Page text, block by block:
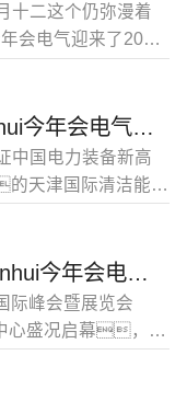
二这个仍弥漫着
电气迎来了2026
、关于未
任与担当。暴击行业天花板！jinnianhui今年会电气硬核技术亮相天津清洁能源展，引央视记者及能源产业巨头现场“挖宝”
国电力装备新高
天津国际清洁能源
，吸引了全球清洁
聚津门。作为
今年会电气
会
【ESIE 2025圆满收官】jinnianhui今年会电气载誉而归
峰会暨展览会
心盛况启幕，
能产业变革，